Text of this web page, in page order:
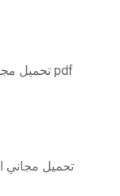
تحميل مجاني لأساسيات علم العقاقير والعلاج بالنباتات pdf